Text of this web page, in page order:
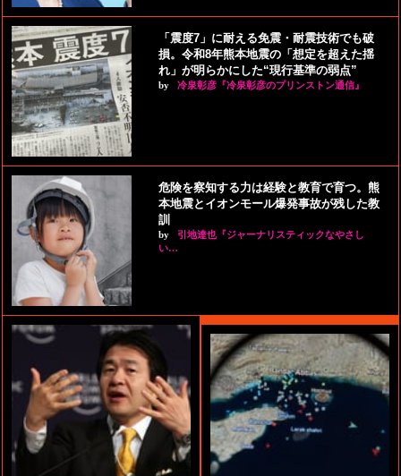
「震度7」に耐える免震・耐震技術でも破
損。令和8年熊本地震の「想定を超えた揺
れ」が明らかにした“現行基準の弱点”
by 冷泉彰彦『冷泉彰彦のプリンストン通信』
危険を察知する力は経験と教育で育つ。熊
本地震とイオンモール爆発事故が残した教
訓
by
引地達也『ジャーナリスティックなやさし
い…